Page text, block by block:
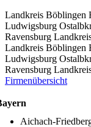
Landkreis Böblingen
Ludwigsburg
Ravensburg
Landkreis Böblingen
Ludwigsburg
Ravensburg
Firmenübersicht
Aichach-